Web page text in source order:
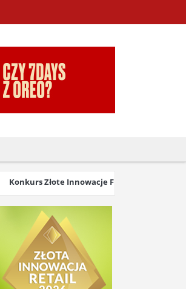
Konkurs Złote Innowacje FMCG & Retail 2026